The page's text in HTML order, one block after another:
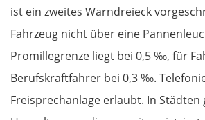
ist ein zweites Warndreieck
Fahrzeug nicht über eine
Promillegrenze liegt bei 0,5 ‰, für
Berufskraftfahrer bei 0,3 ‰.
Freisprechanlage erlaubt. In Städten
Kroatien
Osijek
Virovitica